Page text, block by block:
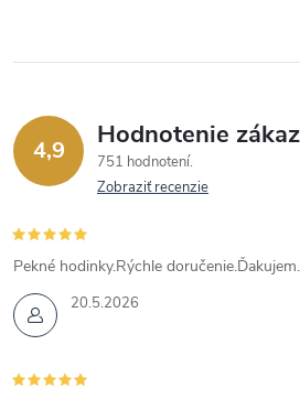
4,9 Hodnotenie
751 hodnotení
Zobraziť recenzie
20.5.2026
Pekné hodinky.Rýchle doručenie.Ďakujem.